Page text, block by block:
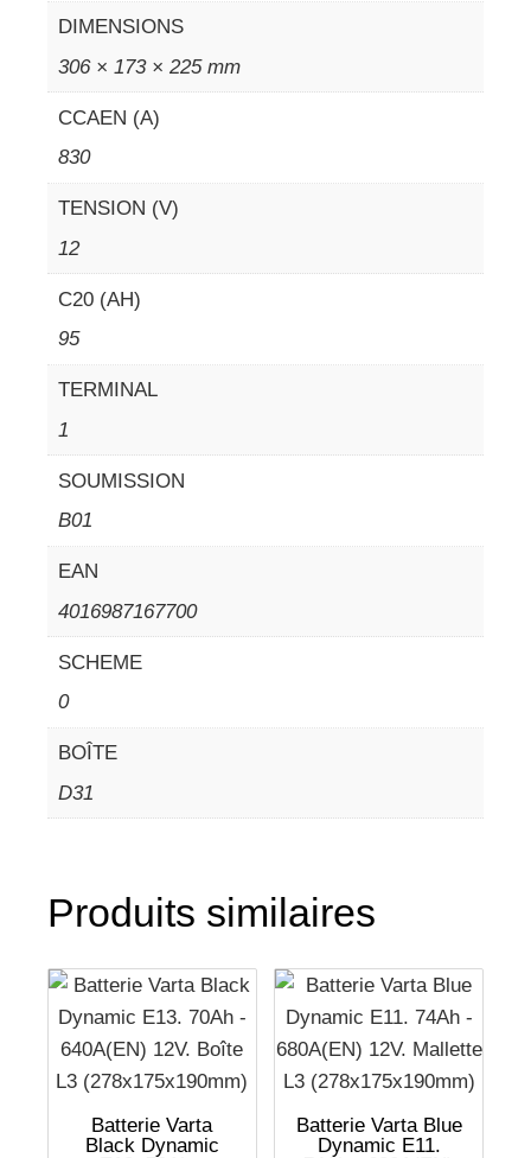
DIMENSIONS
306 × 173 × 225 mm
CCAEN (A)
830
TENSION (V)
12
C20 (AH)
95
TERMINAL
1
SOUMISSION
B01
EAN
4016987167700
SCHEME
0
BOÎTE
D31
Produits similaires
Batterie Varta
Black Dynamic
Batterie Varta Blue
Dynamic E11.